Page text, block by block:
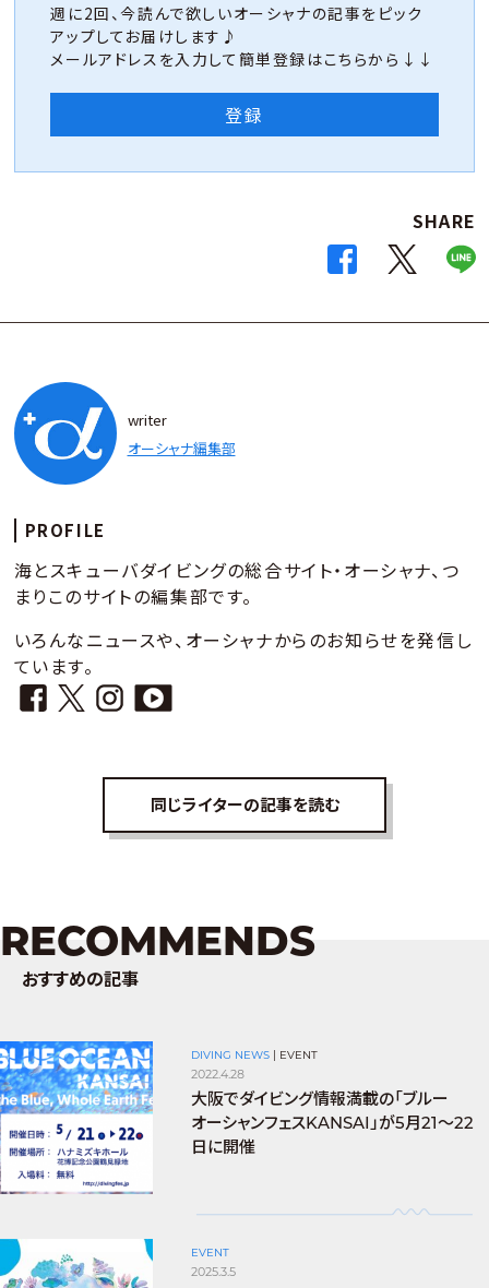
週に2回、今読んで欲しいオーシャナの記事をピック
アップしてお届けします♪
メールアドレスを入力して簡単登録はこちらから↓↓
登録
SHARE
writer
オーシャナ編集部
PROFILE
海とスキューバダイビングの総合サイト・オーシャナ、つ
まりこのサイトの編集部です。
いろんなニュースや、オーシャナからのお知らせを発信し
ています。
同じライターの記事を読む
RECOMMENDS
おすすめの記事
DIVING NEWS | EVENT
2022.4.28
大阪でダイビング情報満載の「ブルー
オーシャンフェスKANSAI」が5月21〜22
日に開催
EVENT
2025.3.5